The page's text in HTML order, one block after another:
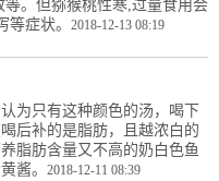
。但猕猴桃性寒,过量食用会
症状。 2018-12-13 08:19
为只有这种颜色的汤，喝下
后补的是脂肪，且越浓白的
脂肪含量又不高的奶白色鱼
酱。 2018-12-11 08:39